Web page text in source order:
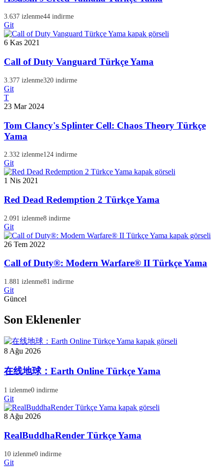
3.637 izlenme44 indirme
Git
6 Kas 2021
Call of Duty Vanguard Türkçe Yama
3.377 izlenme320 indirme
Git
T
23 Mar 2024
Tom Clancy's Splinter Cell: Chaos Theory Türkçe
Yama
2.332 izlenme124 indirme
Git
1 Nis 2021
Red Dead Redemption 2 Türkçe Yama
2.091 izlenme8 indirme
Git
26 Tem 2022
Call of Duty®: Modern Warfare® II Türkçe Yama
1.881 izlenme81 indirme
Git
Güncel
Son Eklenenler
8 Ağu 2026
在线地球：Earth Online Türkçe Yama
1 izlenme0 indirme
Git
8 Ağu 2026
RealBuddhaRender Türkçe Yama
10 izlenme0 indirme
Git